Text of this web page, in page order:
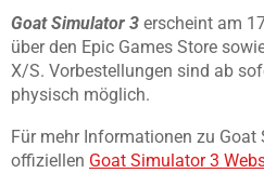
Goat Simulator 3 erscheint am
über den Epic Games Store
X/S. Vorbestellungen sind ab
physisch möglich.
Für mehr Informationen zu
offiziellen Goat Simulator 3